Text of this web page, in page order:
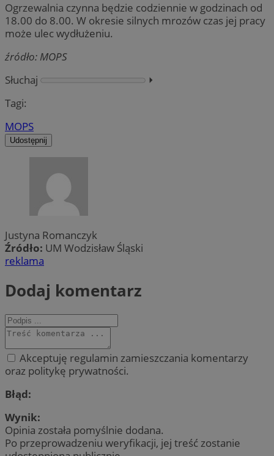
Ogrzewalnia czynna będzie codziennie w godzinach od
18.00 do 8.00. W okresie silnych mrozów czas jej pracy
może ulec wydłużeniu.
źródło: MOPS
Słuchaj
⏵︎
Tagi:
MOPS
Udostępnij
Justyna Romanczyk
Źródło: UM Wodzisław Śląski
reklama
Dodaj komentarz
Akceptuję regulamin zamieszczania komentarzy
oraz politykę prywatności.
Błąd:
Wynik:
Opinia została pomyślnie dodana.
Po przeprowadzeniu weryfikacji, jej treść zostanie